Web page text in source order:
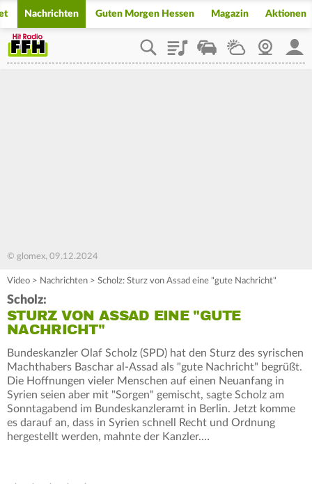
Nachrichten Guten Morgen Hessen Magazin Aktionen
PlaylistStaupilotWetterWebcam
© glomex, 09.12.2024
Video > Nachrichten > Scholz: Sturz von Assad eine "gute Nachricht"
Scholz:
STURZ VON ASSAD EINE "GUTE
NACHRICHT"
Bundeskanzler Olaf Scholz (SPD) hat den Sturz des syrischen
Machthabers Baschar al-Assad als "gute Nachricht" begrüßt.
Die Hoffnungen vieler Menschen auf einen Neuanfang in
Syrien seien aber mit "Sorgen" gemischt, sagte Scholz am
Sonntagabend im Bundeskanzleramt in Berlin. Jetzt komme
es darauf an, dass in Syrien schnell Recht und Ordnung
hergestellt werden, mahnte der Kanzler.…